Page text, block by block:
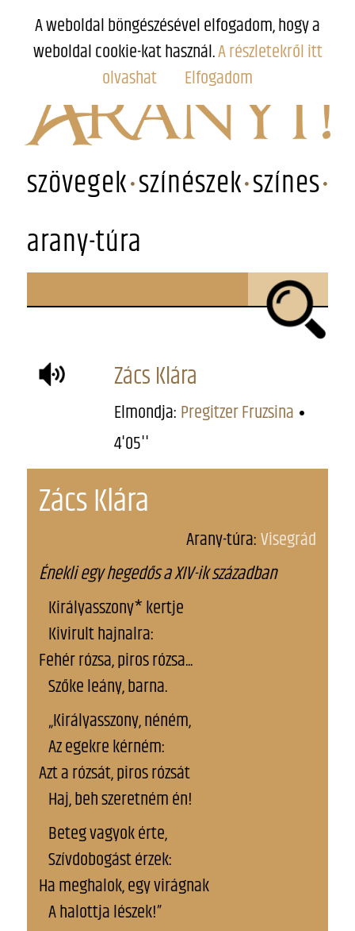
szövegek színészek színes
arany-túra
Zács Klára
Elmondja: Pregitzer Fruzsina
4'05''
Zács Klára
Arany-túra:Visegrád
Énekli egy hegedős a XIV-ik században
Királyasszony* kertje
Kivirult hajnalra:
Fehér rózsa, piros rózsa...
Szőke leány, barna.
„Királyasszony, néném,
Az egekre kérném:
Azt a rózsát, piros rózsát
Haj, beh szeretném én!
Beteg vagyok érte,
Szívdobogást érzek:
Ha meghalok, egy virágnak
A halottja lészek!”
A weboldal böngészésével elfogadom, hogy a
weboldal cookie-kat használ.A részletekről itt
olvashat
Elfogadom